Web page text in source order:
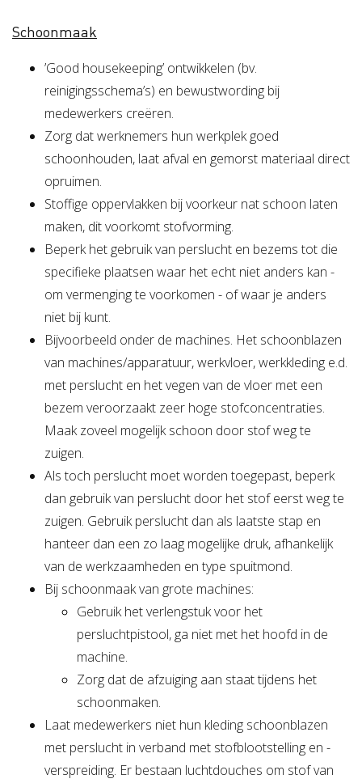
Schoonmaak
’Good housekeeping’ ontwikkelen (bv.
reinigingsschema’s) en bewustwording bij
medewerkers creëren.
Zorg dat werknemers hun werkplek goed
schoonhouden, laat afval en gemorst materiaal direct
opruimen.
Stoffige oppervlakken bij voorkeur nat schoon laten
maken, dit voorkomt stofvorming.
Beperk het gebruik van perslucht en bezems tot die
specifieke plaatsen waar het echt niet anders kan -
om vermenging te voorkomen - of waar je anders
niet bij kunt.
Bijvoorbeeld onder de machines. Het schoonblazen
van machines/apparatuur, werkvloer, werkkleding e.d.
met perslucht en het vegen van de vloer met een
bezem veroorzaakt zeer hoge stofconcentraties.
Maak zoveel mogelijk schoon door stof weg te
zuigen.
Als toch perslucht moet worden toegepast, beperk
dan gebruik van perslucht door het stof eerst weg te
zuigen. Gebruik perslucht dan als laatste stap en
hanteer dan een zo laag mogelijke druk, afhankelijk
van de werkzaamheden en type spuitmond.
Bij schoonmaak van grote machines:
Gebruik het verlengstuk voor het
persluchtpistool, ga niet met het hoofd in de
machine.
Zorg dat de afzuiging aan staat tijdens het
schoonmaken.
Laat medewerkers niet hun kleding schoonblazen
met perslucht in verband met stofblootstelling en -
verspreiding. Er bestaan luchtdouches om stof van